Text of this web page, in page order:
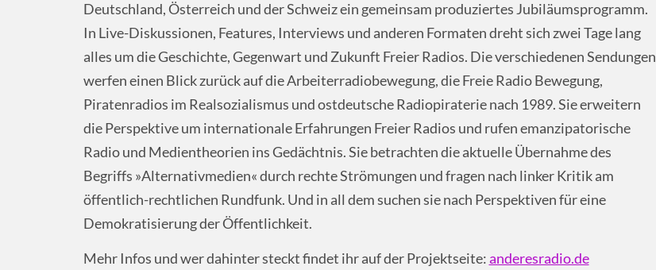
Deutschland, Österreich und der Schweiz ein gemeinsam produziertes Jubiläumsprogramm.
In Live-­Diskus­sionen, Features, Interviews und ande­ren Formaten dreht sich zwei Tage lang
alles um die Geschichte, Gegen­wart und Zukunft Freier Radios. Die verschiedenen Sendungen
werfen einen Blick zurück auf die Arbeiterradio­bewegung, die Freie Radio ­Bewegung,
Piratenradios im Realsozialismus und ostdeutsche Radiopiraterie nach 1989. Sie erweitern
die Perspektive um internationale Erfahrungen Freier Radios und rufen emanzipatorische
Radio­ und Medientheorien ins Gedächtnis. Sie betrachten die aktuelle Übernahme des
Begriffs »Alternativmedien« durch rechte Strömungen und fragen nach linker Kritik am
öffentlich­-rechtlichen Rundfunk. Und in all dem suchen sie nach Perspektiven für eine
Demokrati­sierung der Öffentlichkeit.
Mehr Infos und wer dahinter steckt findet ihr auf der Projektseite:anderesradio.de